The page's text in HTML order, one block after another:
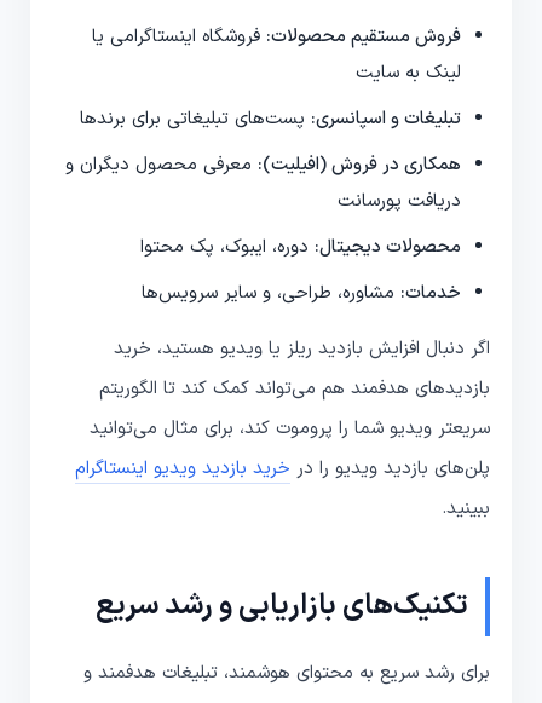
فروش مستقیم محصولات: فروشگاه اینستاگرامی یا
لینک به سایت
تبلیغات و اسپانسری: پست‌های تبلیغاتی برای برندها
همکاری در فروش (افیلیت): معرفی محصول دیگران و
دریافت پورسانت
محصولات دیجیتال: دوره، ایبوک، پک محتوا
خدمات: مشاوره، طراحی، و سایر سرویس‌ها
اگر دنبال افزایش بازدید ریلز یا ویدیو هستید، خرید
بازدیدهای هدفمند هم می‌تواند کمک کند تا الگوریتم
سریعتر ویدیو شما را پروموت کند، برای مثال می‌توانید
پلن‌های بازدید ویدیو را در خرید بازدید ویدیو اینستاگرام
ببینید.
تکنیک‌های بازاریابی و رشد سریع
برای رشد سریع به محتوای هوشمند، تبلیغات هدفمند و